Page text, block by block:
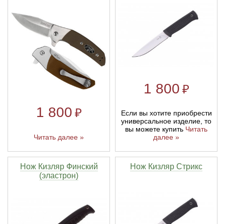
1 800 ₽
Читать далее »
1 800 ₽
Если вы хотите приобрести
универсальное изделие, то
вы можете купить Читать
далее »
Нож Кизляр Финский
(эластрон)
Нож Кизляр Стрикс